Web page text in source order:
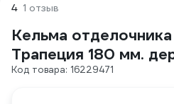
4 1 отзыв
Кельма
Трапеция 180 мм.
Код товара: 16229471